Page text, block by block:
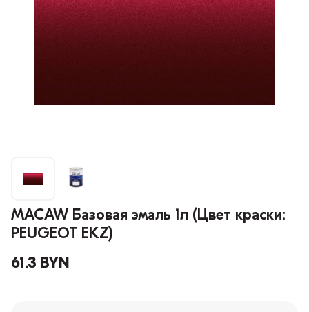
MACAW Базовая эмаль 1л (Цвет краски:
PEUGEOT EKZ)
61.3 BYN